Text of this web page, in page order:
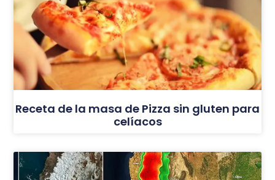
Receta de la masa de Pizza sin gluten para
celíacos